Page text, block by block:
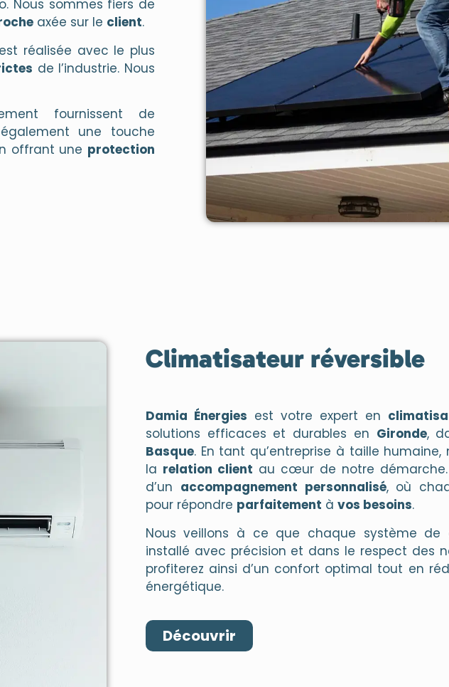
Nous sommes fiers de
axée sur le client.
réalisée avec le plus
de l’industrie. Nous
fournissent de
une touche
offrant une protection
Climatisateur réversible
Damia Énergies est votre expert en
solutions efficaces et durables en Gironde,
Basque. En tant qu’entreprise à taille
la relation client au cœur de notre démarche.
d’un accompagnement personnalisé, où
pour répondre parfaitement à vos besoins.
Nous veillons à ce que chaque système de
installé avec précision et dans le respect des
profiterez ainsi d’un confort optimal tout en
énergétique.
Découvrir